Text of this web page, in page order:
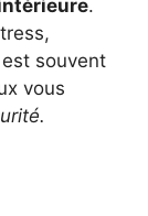
.
souvent
vous